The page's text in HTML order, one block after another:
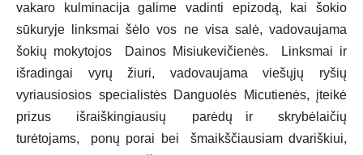
vakaro kulminacija galime vadinti epizodą, kai šokio
sūkuryje linksmai šėlo vos ne visa salė, vadovaujama
šokių mokytojos Dainos Misiukevičienės.
Linksmai ir
išradingai vyrų žiuri, vadovaujama viešųjų ryšių
vyriausiosios specialistės Danguolės Micutienės, įteikė
prizus išraiškingiausių parėdų ir skrybėlaičių
turėtojams, ponų porai bei šmaikščiausiam dvariškiui,